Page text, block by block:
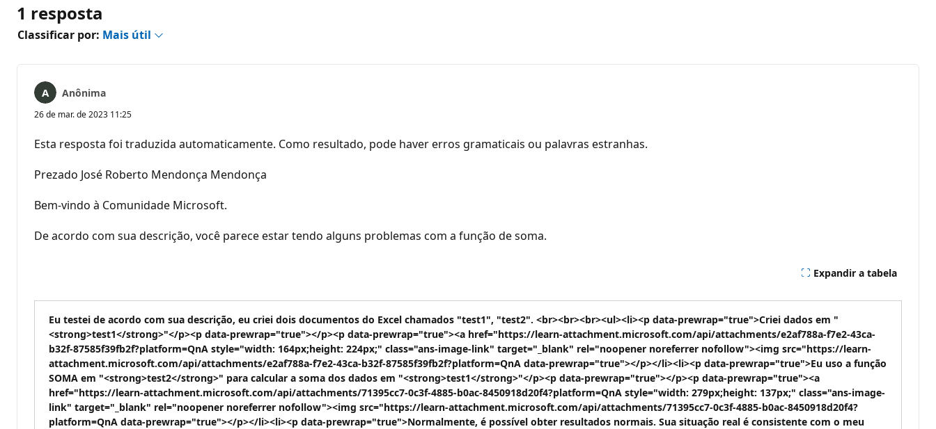
1 resposta
Classificar por: Mais útil
Anônima
26 de mar. de 2023 11:25
Esta resposta foi traduzida automaticamente. Como resultado, pode haver erros gramaticais ou palavras estranhas.
Prezado José Roberto Mendonça Mendonça
Bem-vindo à Comunidade Microsoft.
De acordo com sua descrição, você parece estar tendo alguns problemas com a função de soma.
Expandir a tabela
Eu testei de acordo com sua descrição, eu criei dois documentos do Excel chamados "test1", "test2". <br><br><br><ul><li><p data-prewrap="true">Criei dados em "
<strong>test1</strong>"</p><p data-prewrap="true"></p><p data-prewrap="true"><a href="https://learn-attachment.microsoft.com/api/attachments/e2af788a-f7e2-43ca-
b32f-87585f39fb2f?platform=QnA style="width: 164px;height: 224px;" class="ans-image-link" target="_blank" rel="noopener noreferrer nofollow"><img src="https://learn-
attachment.microsoft.com/api/attachments/e2af788a-f7e2-43ca-b32f-87585f39fb2f?platform=QnA data-prewrap="true"></p></li><li><p data-prewrap="true">Eu uso a função
SOMA em "<strong>test2</strong>" para calcular a soma dos dados em "<strong>test1</strong>"</p><p data-prewrap="true"></p><p data-prewrap="true"><a
href="https://learn-attachment.microsoft.com/api/attachments/71395cc7-0c3f-4885-b0ac-8450918d20f4?platform=QnA style="width: 279px;height: 137px;" class="ans-image-
link" target="_blank" rel="noopener noreferrer nofollow"><img src="https://learn-attachment.microsoft.com/api/attachments/71395cc7-0c3f-4885-b0ac-8450918d20f4?
platform=QnA data-prewrap="true"></p></li><li><p data-prewrap="true">Normalmente, é possível obter resultados normais. Sua situação real é consistente com o meu